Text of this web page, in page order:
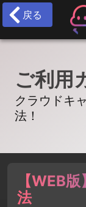
戻る
ご利用
クラウドキ
法！
【WEB
法